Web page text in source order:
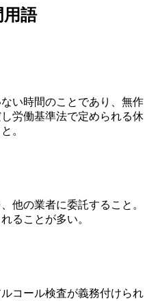
語
い時間のことであり、無作
労働基準法で定められる休
。
他の業者に委託すること。
ることが多い。
コール検査が義務付けられ